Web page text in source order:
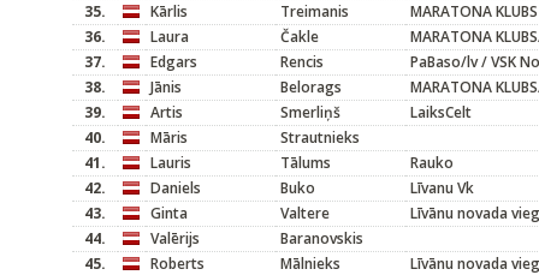
35.
Kārlis Treimanis
MARATONA KLUBS
36.
Laura Čakle
MARATONA
37.
Edgars Rencis
PaBaso/lv / VSK
38.
Jānis Belorags
MARATONA
39.
Artis Smerliņš
LaiksCelt
40.
Māris
Strautnieks
41.
Lauris Tālums
Rauko
42.
Daniels Buko
Līvanu Vk
43.
Ginta Valtere
Līvānu novada
44.
Valērijs
Baranovskis
45.
Roberts Mālnieks
Līvānu novada